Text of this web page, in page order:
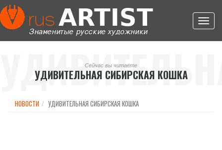
СИБИРСКАЯ
Сейчас вы читаете
УДИВИТЕЛЬНАЯ СИБИРСКАЯ КОШКА
НОВОСТИ УДИВИТЕЛЬНАЯ СИБИРСКАЯ КОШКА